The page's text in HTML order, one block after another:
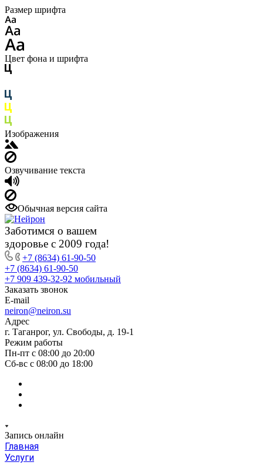
Размер шрифта
Цвет фона и шрифта
Изображения
Озвучивание текста
Обычная версия сайта
Заботимся о вашем
здоровье с 2009 года!
+7 (8634) 61-90-50
+7 (8634) 61-90-50
+7 909 439-32-92 мобильный
Заказать звонок
E-mail
neiron@neiron.su
Адрес
г. Таганрог, ул. Свободы, д. 19-1
Режим работы
Пн-пт с 08:00 до 20:00
Сб-вс с 08:00 до 18:00
Запись онлайн
Главная
Услуги